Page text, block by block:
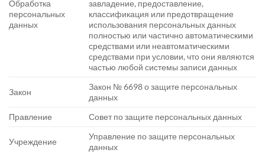
Обработка
персональных
данных
завладение, предоставление,
классификация или предотвращение
использования персональных данных
полностью или частично автоматическими
средствами или неавтоматическими
средствами при условии, что они являются
частью любой системы записи данных
Закон
Закон № 6698 о защите персональных
данных
Правление
Совет по защите персональных данных
Учреждение
Управление по защите персональных
данных